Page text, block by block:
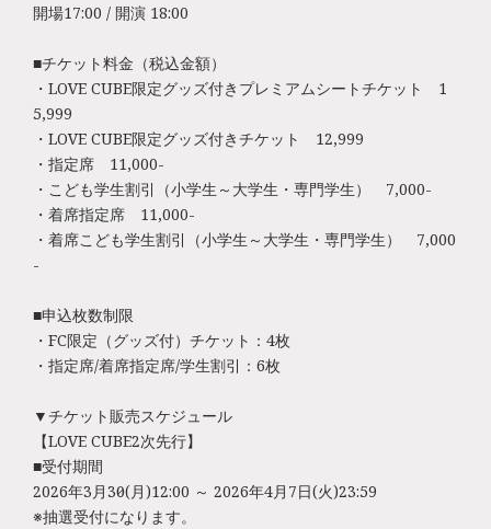
開場17:00 / 開演 18:00
■チケット料金（税込金額）
・LOVE CUBE限定グッズ付きプレミアムシートチケット 1
5,999
・LOVE CUBE限定グッズ付きチケット 12,999
・指定席 11,000-
・こども学生割引（小学生～大学生・専門学生） 7,000-
・着席指定席 11,000-
・着席こども学生割引（小学生～大学生・専門学生） 7,000
-
■申込枚数制限
・FC限定（グッズ付）チケット：4枚
・指定席/着席指定席/学生割引：6枚
▼チケット販売スケジュール
【LOVE CUBE2次先行】
■受付期間
2026年3月30日(月)12:00 ～ 2026年4月7日(火)23:59
※抽選受付になります。